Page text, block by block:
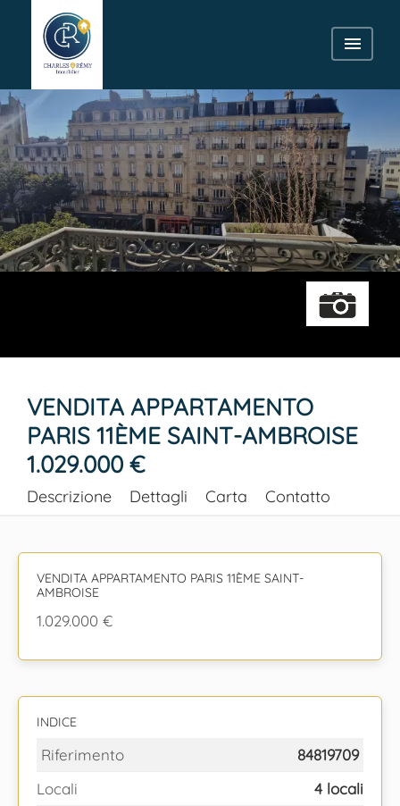
VENDITA APPARTAMENTO
PARIS 11ÈME SAINT-AMBROISE
1.029.000 €
Descrizione Dettagli Carta Contatto
VENDITA APPARTAMENTO PARIS 11ÈME SAINT-
AMBROISE
1.029.000 €
INDICE
Riferimento
84819709
Locali
4 locali